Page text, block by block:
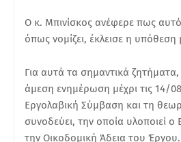
Ο κ. Μπινίσκος ανέφερε πως
όπως νομίζει, έκλεισε η
Για αυτά τα σημαντικά
άμεση ενημέρωση μέχρι τις 14/
Εργολαβική Σύμβαση και τη
συνοδεύει, την οποία υλοποιεί
την Οικοδομική Άδεια του Έργου.